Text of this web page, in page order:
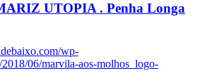
UTOPIA . Penha Longa
wp-
06/marvila-aos-molhos_logo-